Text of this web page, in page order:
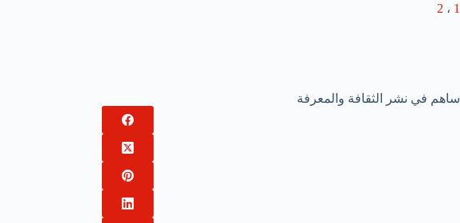
1 ، 2
ساهم في نشر الثقافة والمعرفة